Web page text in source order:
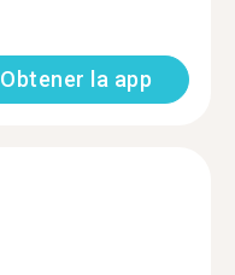
Obtener la app